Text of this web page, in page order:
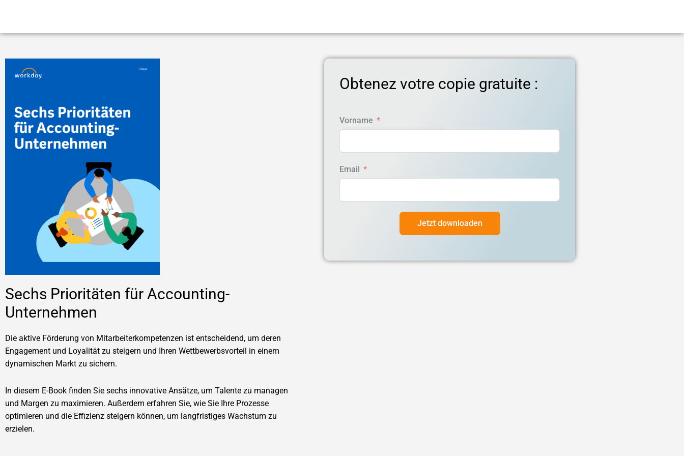
Sechs Prioritäten für Accounting-
Unternehmen
Die aktive Förderung von Mitarbeiterkompetenzen ist entscheidend, um deren
Engagement und Loyalität zu steigern und Ihren Wettbewerbsvorteil in einem
dynamischen Markt zu sichern.
In diesem E-Book finden Sie sechs innovative Ansätze, um Talente zu managen
und Margen zu maximieren. Außerdem erfahren Sie, wie Sie Ihre Prozesse
optimieren und die Effizienz steigern können, um langfristiges Wachstum zu
erzielen.
Obtenez votre copie gratuite :
Vorname
Email
Jetzt downloaden